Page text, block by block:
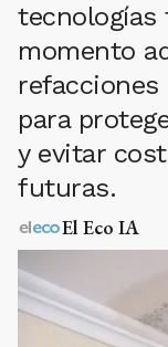
tecnologías
momento
para
y evitar
futuras.
El Eco IA